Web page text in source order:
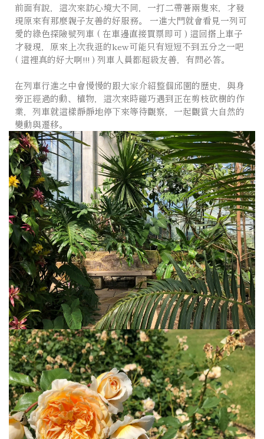
前面有說，這次來訪心境大不同，一打二帶著兩隻來，才發
現原來有那麼親子友善的好服務。 一進大門就會看見一列可
愛的綠色探險號列車 ( 在車邊直接買票即可 ) 這回搭上車子
才發現，原來上次我逛的kew可能只有短短不到五分之一吧
( 這裡真的好大啊!!! ) 列車人員都超級友善，有問必答。
在列車行進之中會慢慢的跟大家介紹整個邱園的歷史，與身
旁正經過的動、植物，這次來時碰巧遇到正在剪枝砍樹的作
業，列車就這樣靜靜地停下來等待觀察，一起觀賞大自然的
變動與遷移。